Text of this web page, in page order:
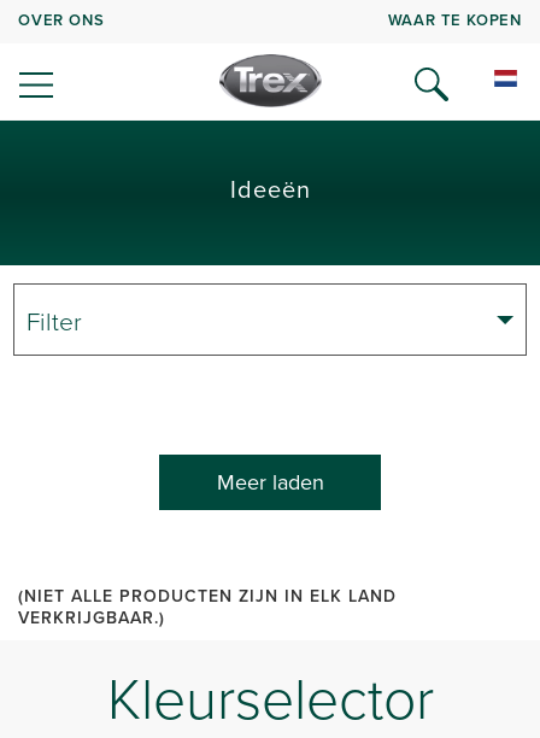
OVER ONS WAAR TE KOPEN
Ideeën
Filter
Meer laden
(NIET ALLE PRODUCTEN ZIJN IN ELK LAND
VERKRIJGBAAR.)
Kleurselector